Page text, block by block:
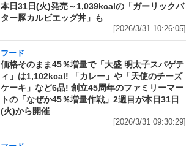
本日31日(火)発売～1,039kcalの「ガーリックバ
ター豚カルビエッグ丼」も
[2026/3/31 10:26:05]
フード
価格そのまま45％増量で「大盛 明太子スパゲテ
ィ」は1,102kcal! 「カレー」や「天使のチーズ
ケーキ」など6品! 創立45周年のファミリーマー
トの「なぜか45％増量作戦」2週目が本日31日
(火)から開催
[2026/3/31 09:30:29]